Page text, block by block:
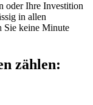
oder Ihre Investition
in allen
Sie keine Minute
zählen: